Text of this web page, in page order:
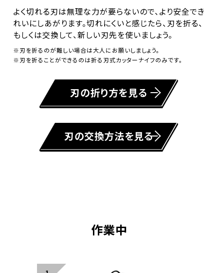
よく切れる刃は無理な力が要らないので、より安全でき
れいにしあがります。切れにくいと感じたら、刃を折る、
もしくは交換して、新しい刃先を使いましょう。
※刃を折るのが難しい場合は大人にお願いしましょう。
※刃を折ることができるのは折る刃式カッターナイフのみです。
刃の折り方を見る
刃の交換方法を見る
作業中